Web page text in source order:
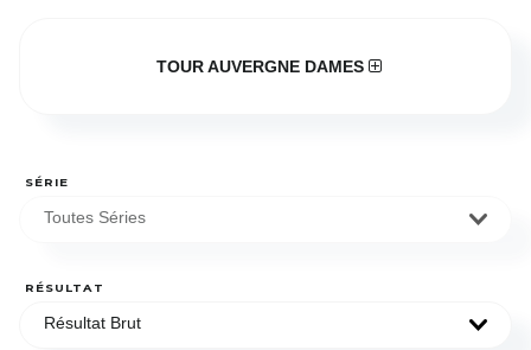
TOUR AUVERGNE DAMES
SÉRIE
Toutes Séries
RÉSULTAT
Résultat Brut